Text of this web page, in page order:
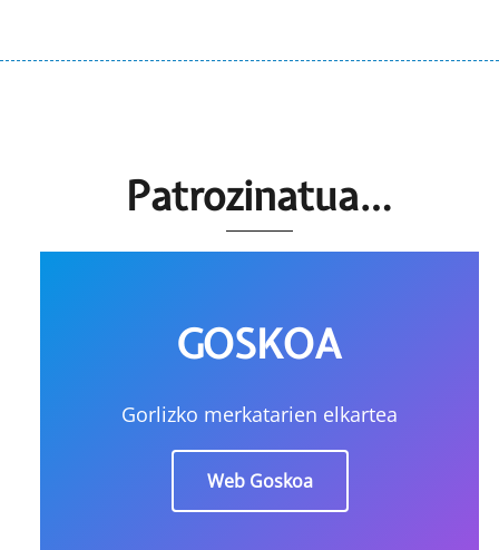
Patrozinatua…
GOSKOA
Gorlizko merkatarien elkartea
Web Goskoa